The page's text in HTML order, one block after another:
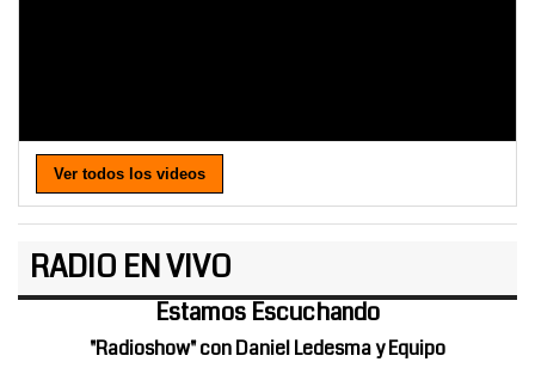
Ver todos los videos
RADIO EN VIVO
Estamos Escuchando
"Radioshow" con Daniel Ledesma y Equipo